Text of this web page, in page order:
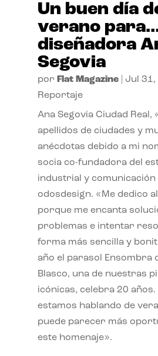
Un buen día
verano
diseñadora
Segovia
por Flat Magazine| Jul 31,
Reportaje
Ana Segovia Ciudad Real,
apellidos de ciudades y
anécdotas debido a mi
socia co-fundadora del
industrial y
odosdesign. «Me dedico
porque me encanta
problemas e intentar
forma más sencilla y
año el parasol Ensombra
Blasco, una de nuestras
icónicas, celebra 20 años.
estamos hablando de
puede parecer más
este homenaje».